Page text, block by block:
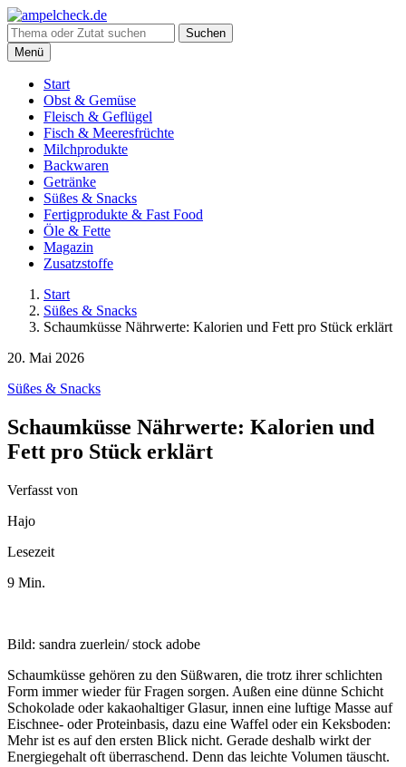
Suche
nach:
Suchen
Menü
Start
Obst & Gemüse
Fleisch & Geflügel
Fisch & Meeresfrüchte
Milchprodukte
Backwaren
Getränke
Süßes & Snacks
Fertigprodukte & Fast Food
Öle & Fette
Magazin
Zusatzstoffe
Start
Süßes & Snacks
Schaumküsse Nährwerte: Kalorien und Fett pro Stück erklärt
20. Mai 2026
Süßes & Snacks
Schaumküsse Nährwerte: Kalorien und
Fett pro Stück erklärt
Verfasst von
Hajo
Lesezeit
9 Min.
Bild: sandra zuerlein/ stock adobe
Schaumküsse gehören zu den Süßwaren, die trotz ihrer schlichten
Form immer wieder für Fragen sorgen. Außen eine dünne Schicht
Schokolade oder kakaohaltiger Glasur, innen eine luftige Masse auf
Eischnee- oder Proteinbasis, dazu eine Waffel oder ein Keksboden:
Mehr ist es auf den ersten Blick nicht. Gerade deshalb wirkt der
Energiegehalt oft überraschend. Denn das leichte Volumen täuscht.